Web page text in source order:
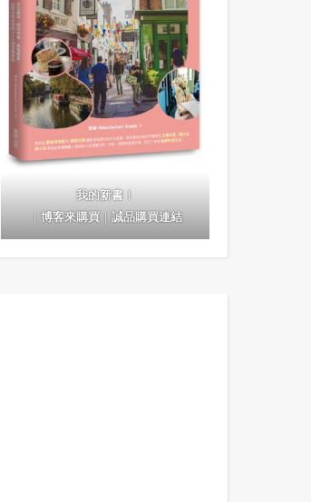
我的新書！
｜博客來購買｜誠品購買連結